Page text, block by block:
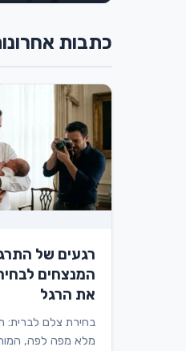
כתבות
רגעים של
המנצחים
את הרגל
בחירת צלם לברית:
מלא מפה לפה,